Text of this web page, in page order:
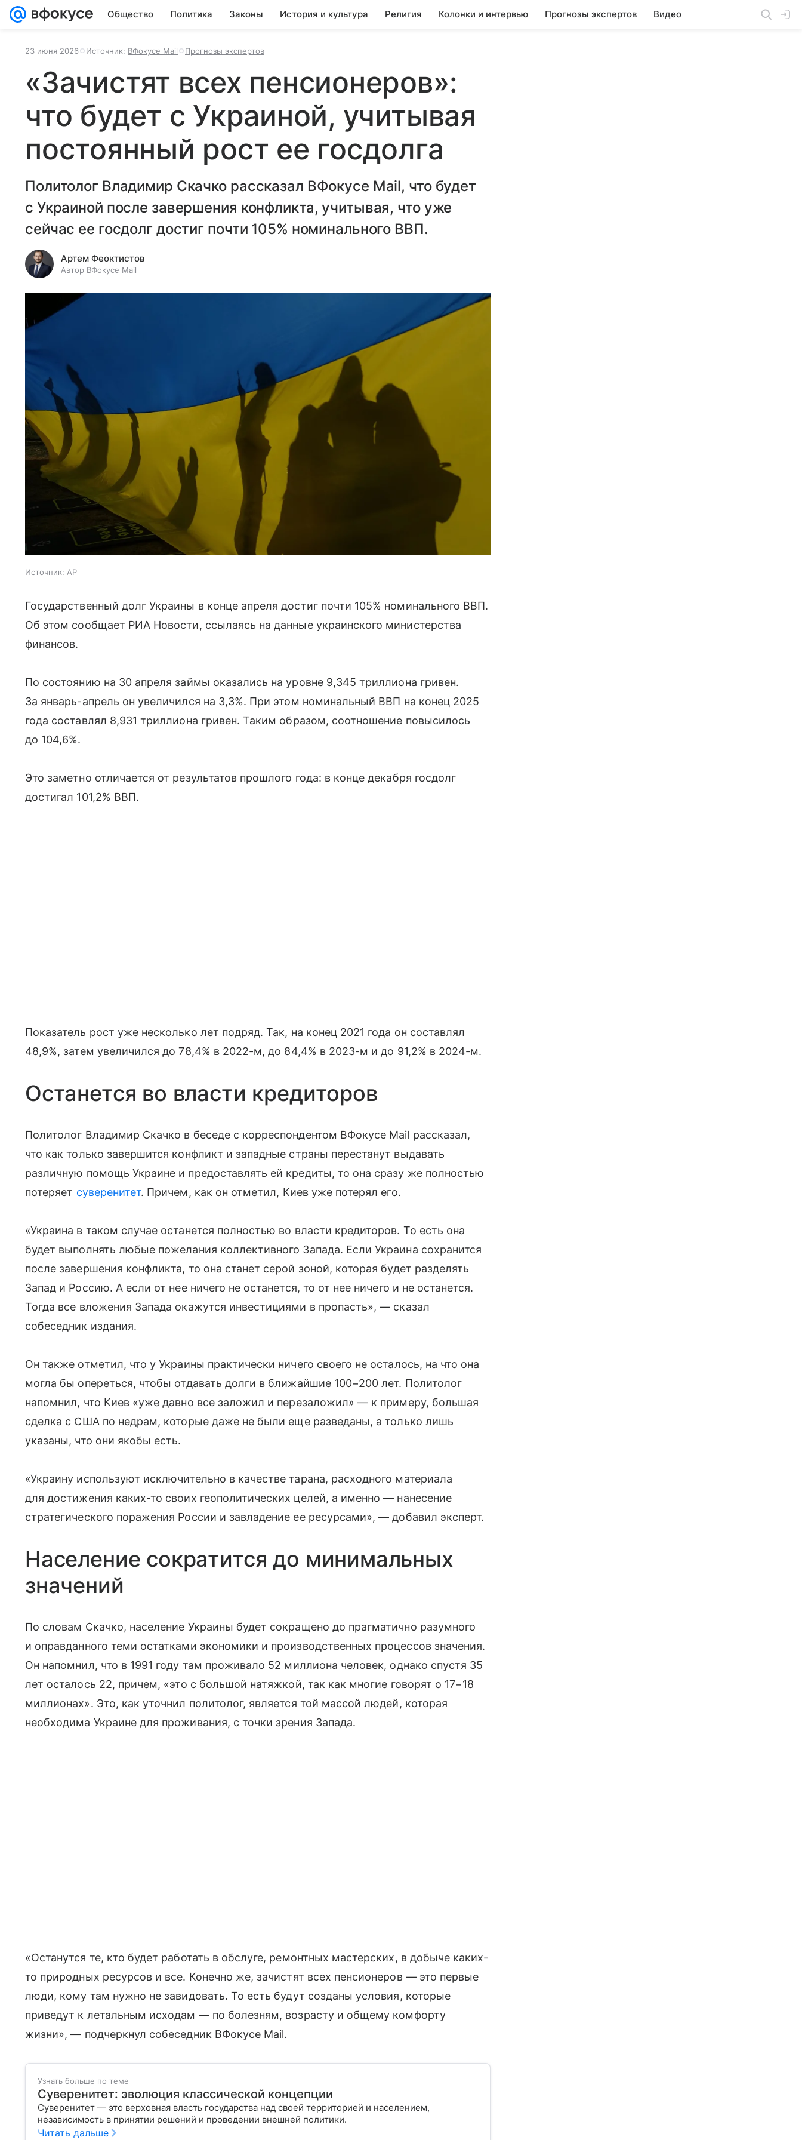
Общество Политика Законы История и культура Религия Колонки и интервью Прогнозы экспертов Видео
23 июня 2026 Источник: ВФокусе Mail Прогнозы экспертов
«Зачистят всех пенсионеров»:
что будет с Украиной, учитывая
постоянный рост ее госдолга
Политолог Владимир Скачко рассказал ВФокусе Mail, что будет
с Украиной после завершения конфликта, учитывая, что уже
сейчас ее госдолг достиг почти 105% номинального ВВП.
Артем Феоктистов
Автор ВФокусе Mail
Источник: AP
Государственный долг Украины в конце апреля достиг почти 105% номинального ВВП.
Об этом сообщает РИА Новости, ссылаясь на данные украинского министерства
финансов.
По состоянию на 30 апреля займы оказались на уровне 9,345 триллиона гривен.
За январь-апрель он увеличился на 3,3%. При этом номинальный ВВП на конец 2025
года составлял 8,931 триллиона гривен. Таким образом, соотношение повысилось
до 104,6%.
Это заметно отличается от результатов прошлого года: в конце декабря госдолг
достигал 101,2% ВВП.
Показатель рост уже несколько лет подряд. Так, на конец 2021 года он составлял
48,9%, затем увеличился до 78,4% в 2022-м, до 84,4% в 2023-м и до 91,2% в 2024-м.
Останется во власти кредиторов
Политолог Владимир Скачко в беседе с корреспондентом ВФокусе Mail рассказал,
что как только завершится конфликт и западные страны перестанут выдавать
различную помощь Украине и предоставлять ей кредиты, то она сразу же полностью
потеряет суверенитет. Причем, как он отметил, Киев уже потерял его.
«Украина в таком случае останется полностью во власти кредиторов. То есть она
будет выполнять любые пожелания коллективного Запада. Если Украина сохранится
после завершения конфликта, то она станет серой зоной, которая будет разделять
Запад и Россию. А если от нее ничего не останется, то от нее ничего и не останется.
Тогда все вложения Запада окажутся инвестициями в пропасть», — сказал
собеседник издания.
Он также отметил, что у Украины практически ничего своего не осталось, на что она
могла бы опереться, чтобы отдавать долги в ближайшие 100−200 лет. Политолог
напомнил, что Киев «уже давно все заложил и перезаложил» — к примеру, большая
сделка с США по недрам, которые даже не были еще разведаны, а только лишь
указаны, что они якобы есть.
«Украину используют исключительно в качестве тарана, расходного материала
для достижения каких-то своих геополитических целей, а именно — нанесение
стратегического поражения России и завладение ее ресурсами», — добавил эксперт.
Население сократится до минимальных
значений
По словам Скачко, население Украины будет сокращено до прагматично разумного
и оправданного теми остатками экономики и производственных процессов значения.
Он напомнил, что в 1991 году там проживало 52 миллиона человек, однако спустя 35
лет осталось 22, причем, «это с большой натяжкой, так как многие говорят о 17−18
миллионах». Это, как уточнил политолог, является той массой людей, которая
необходима Украине для проживания, с точки зрения Запада.
«Останутся те, кто будет работать в обслуге, ремонтных мастерских, в добыче каких-
то природных ресурсов и все. Конечно же, зачистят всех пенсионеров — это первые
люди, кому там нужно не завидовать. То есть будут созданы условия, которые
приведут к летальным исходам — по болезням, возрасту и общему комфорту
жизни», — подчеркнул собеседник ВФокусе Mail.
Узнать больше по теме
Суверенитет: эволюция классической концепции
Суверенитет — это верховная власть государства над своей территорией и населением,
независимость в принятии решений и проведении внешней политики.
Читать дальше